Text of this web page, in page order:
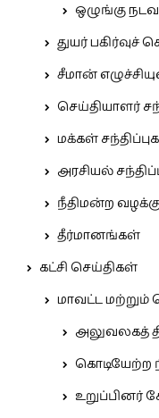
ஒழுங்கு
துயர் பகிர்வுச்
சீமான்
செய்தியாளர்
மக்கள்
அரசியல்
நீதிமன்ற
தீர்மானங்கள்
கட்சி செய்திகள்
மாவட்ட மற்றும்
அலுவலகத்
கொடியேற்ற
உறுப்பினர்